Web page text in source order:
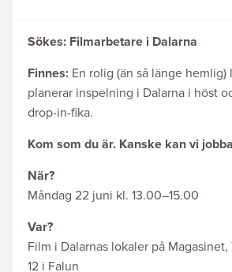
Sökes: Filmarbetare i Dalarna
Finnes: En rolig (än så länge hemlig)
planerar inspelning i Dalarna i höst
drop-in-fika.
Kom som du är. Kanske kan vi
När?
Måndag 22 juni kl. 13.00–15.00
Var?
Film i Dalarnas lokaler på
12 i Falun